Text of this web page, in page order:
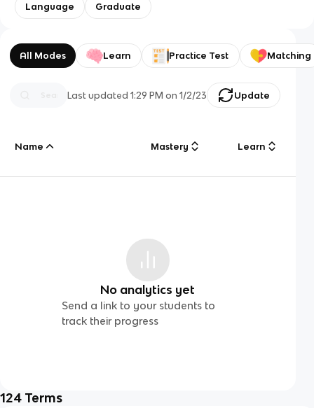
Language Graduate
All Modes Learn Practice Test Matching
Last updated1:29 PM on 1/2/23 Update
Name Mastery Learn
No analytics yet
Send a link to your students to
track their progress
124 Terms